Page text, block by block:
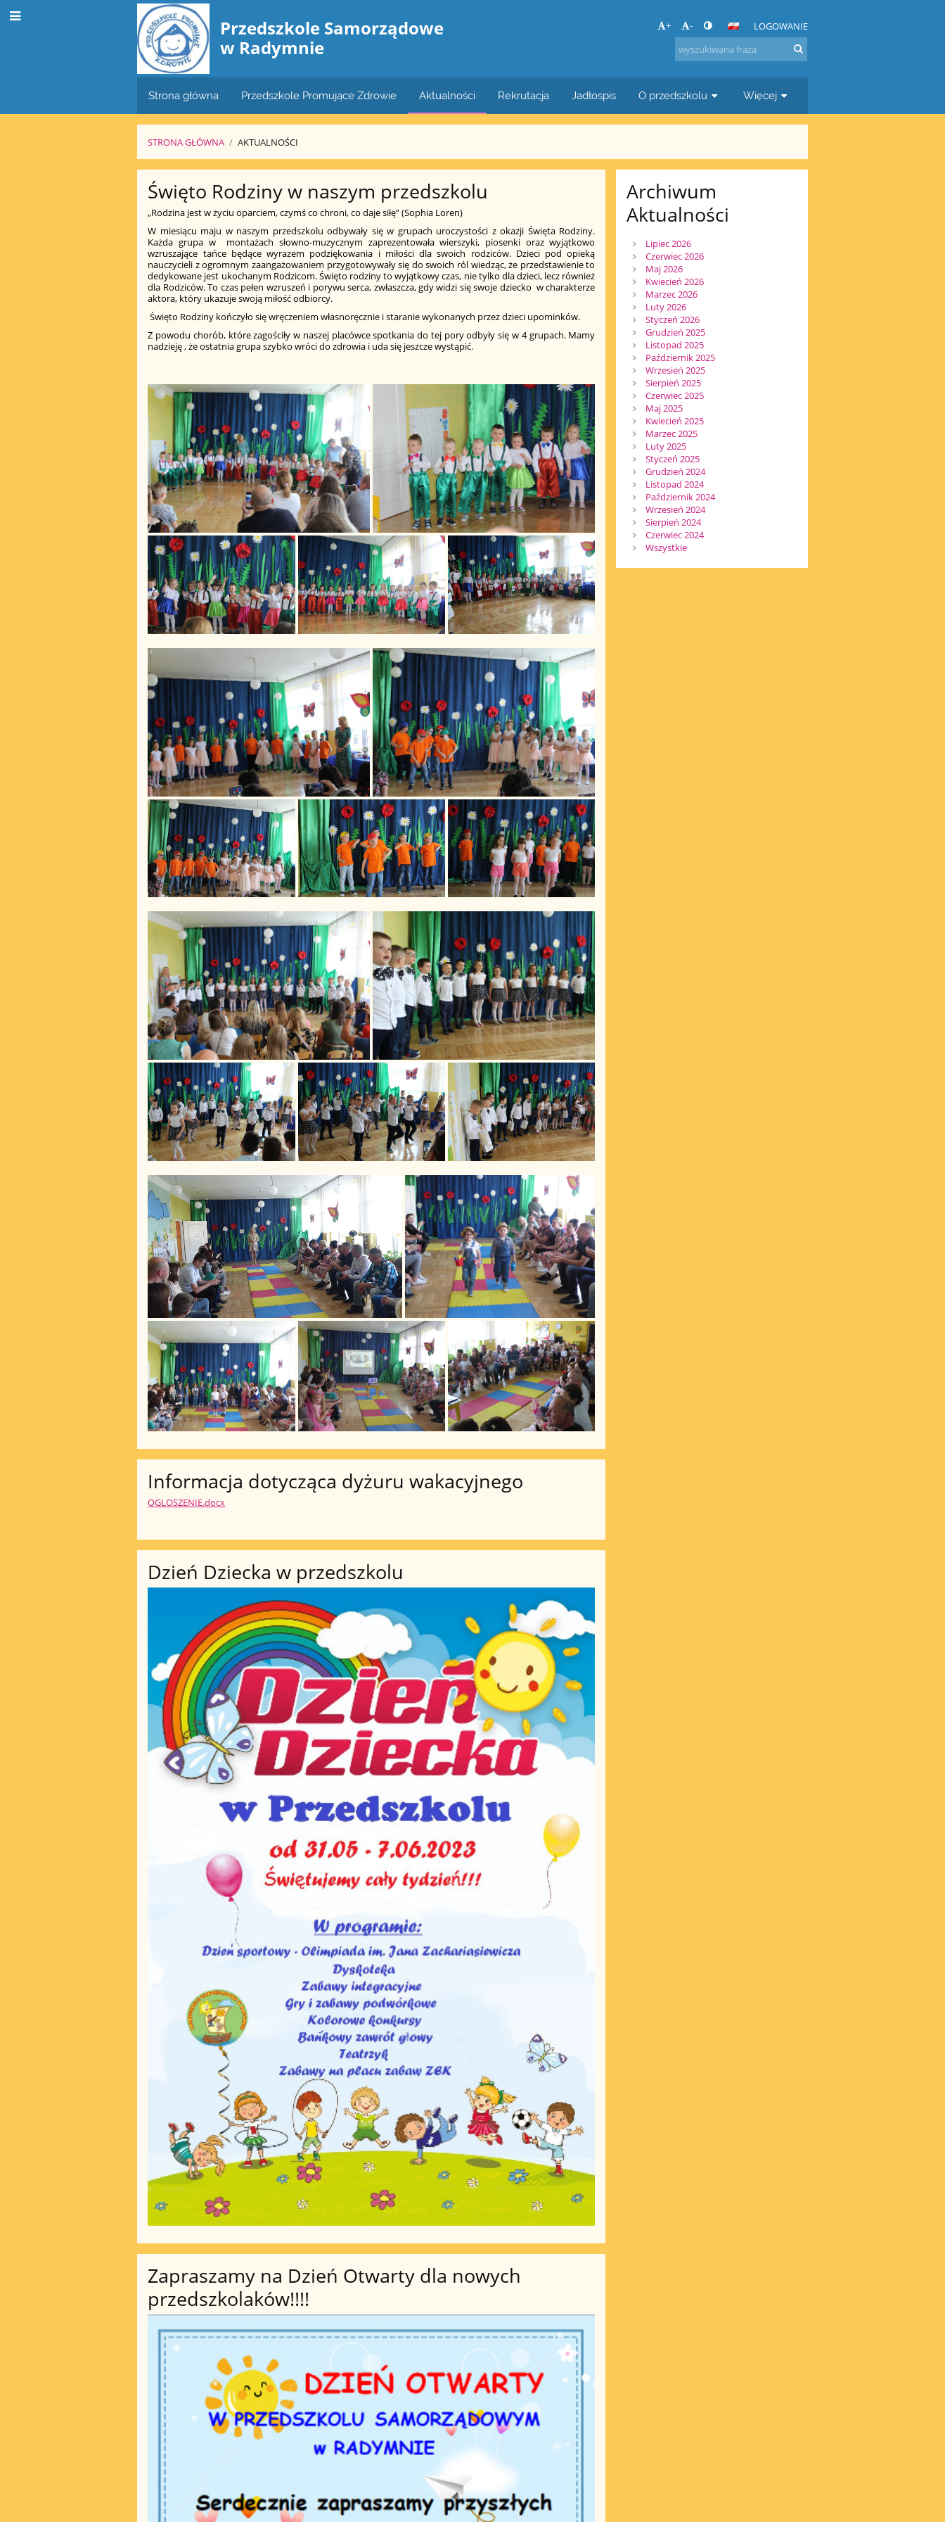
Przedszkole Samorządowe
w Radymnie
+ - LOGOWANIE
Strona główna Przedszkole Promujące Zdrowie Aktualności Rekrutacja Jadłospis O przedszkolu Więcej
STRONA GŁÓWNA / AKTUALNOŚCI
Aktualności
Święto Rodziny w naszym przedszkolu
„Rodzina jest w życiu oparciem, czymś co chroni, co daje siłę” (Sophia Loren)
W miesiącu maju w naszym przedszkolu odbywały się w grupach uroczystości z okazji Święta Rodziny.
Każda grupa w montażach słowno-muzycznym zaprezentowała wierszyki, piosenki oraz wyjątkowo
wzruszające tańce będące wyrazem podziękowania i miłości dla swoich rodziców. Dzieci pod opieką
nauczycieli z ogromnym zaangażowaniem przygotowywały się do swoich ról wiedząc, że przedstawienie to
dedykowane jest ukochanym Rodzicom. Święto rodziny to wyjątkowy czas, nie tylko dla dzieci, lecz również
dla Rodziców. To czas pełen wzruszeń i porywu serca, zwłaszcza, gdy widzi się swoje dziecko w charakterze
aktora, który ukazuje swoją miłość odbiorcy.
Święto Rodziny kończyło się wręczeniem własnoręcznie i staranie wykonanych przez dzieci upominków.
Z powodu chorób, które zagościły w naszej placówce spotkania do tej pory odbyły się w 4 grupach. Mamy
nadzieję , że ostatnia grupa szybko wróci do zdrowia i uda się jeszcze wystąpić.
Informacja dotycząca dyżuru wakacyjnego
OGLOSZENIE.docx
Dzień Dziecka w przedszkolu
Zapraszamy na Dzień Otwarty dla nowych
przedszkolaków!!!!
Archiwum
Aktualności
Lipiec 2026
Czerwiec 2026
Maj 2026
Kwiecień 2026
Marzec 2026
Luty 2026
Styczeń 2026
Grudzień 2025
Listopad 2025
Październik 2025
Wrzesień 2025
Sierpień 2025
Czerwiec 2025
Maj 2025
Kwiecień 2025
Marzec 2025
Luty 2025
Styczeń 2025
Grudzień 2024
Listopad 2024
Październik 2024
Wrzesień 2024
Sierpień 2024
Czerwiec 2024
Wszystkie